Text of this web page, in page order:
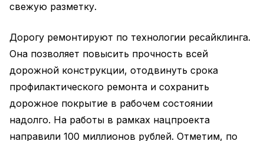
свежую разметку.
Дорогу ремонтируют по технологии ресайклинга.
Она позволяет повысить прочность всей
дорожной конструкции, отодвинуть срока
профилактического ремонта и сохранить
дорожное покрытие в рабочем состоянии
надолго. На работы в рамках нацпроекта
направили 100 миллионов рублей. Отметим, по